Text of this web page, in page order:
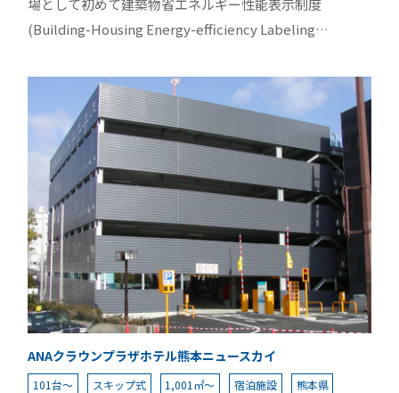
場として初めて建築物省エネルギー性能表示制度
(Building-Housing Energy-efficiency Labeling
価を取得しました。 ※BELSは、国土交通省から示された
「非住宅建築物に係る省エネルギー性能の表示のための
評価ガイドライン」に基づき、 第三者機関が非住宅建築
物を対象とした省エネルギー性能等に関する評価・表示
を行なう、2014 年 4月に創設された 5 段階のラベリング
制度です。
ANAクラウンプラザホテル熊本ニュースカイ
101台～ スキップ式 1,001㎡～ 宿泊施設 熊本県